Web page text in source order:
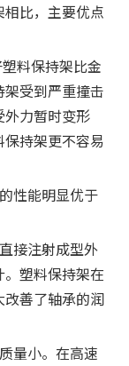
比，主要优点
料保持架比金
受到严重撞击
外力暂时变形
持架更不容易
性能明显优于
接注射成型外
塑料保持架在
善了轴承的润
量小。在高速